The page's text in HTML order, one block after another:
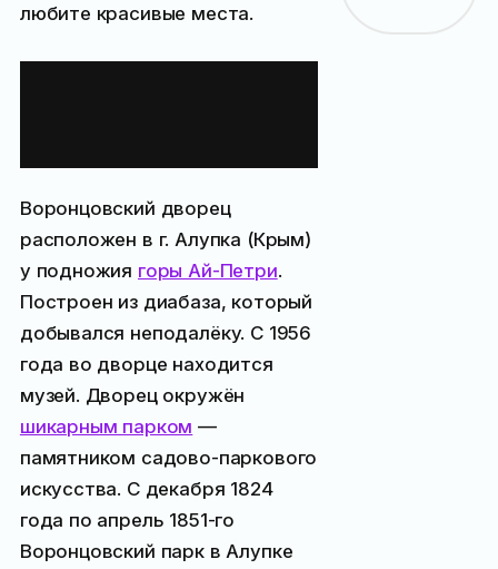
любите красивые места.
Воронцовский дворец
расположен в г. Алупка (Крым)
у подножия горы Ай-Петри.
Построен из диабаза, который
добывался неподалёку. С 1956
года во дворце находится
музей. Дворец окружён
шикарным парком —
памятником садово-паркового
искусства. С декабря 1824
года по апрель 1851-го
Воронцовский парк в Алупке